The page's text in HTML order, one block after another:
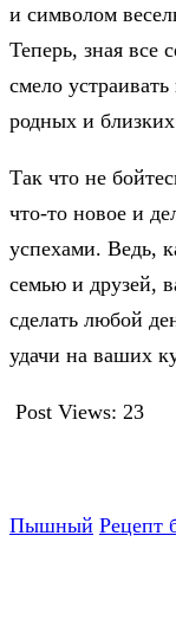
и символом
Теперь, зная все
смело
родных и
Так что не
что-то новое и
успехами. Ведь,
семью и друзей,
сделать любой
удачи на ваших
Post Views: 23
Пышный Рецепт